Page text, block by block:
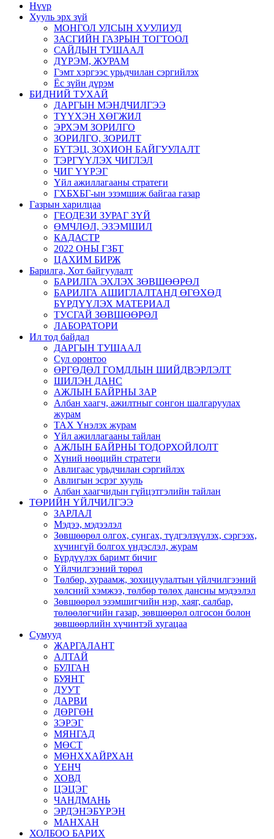
Нүүр
Хууль эрх зүй
МОНГОЛ УЛСЫН ХУУЛИУД
ЗАСГИЙН ГАЗРЫН ТОГТООЛ
САЙДЫН ТУШААЛ
ДҮРЭМ, ЖУРАМ
Гэмт хэргээс урьдчилан сэргийлэх
Ёс зүйн дүрэм
БИДНИЙ ТУХАЙ
ДАРГЫН МЭНДЧИЛГЭЭ
ТҮҮХЭН ХӨГЖИЛ
ЭРХЭМ ЗОРИЛГО
ЗОРИЛГО, ЗОРИЛТ
БҮТЭЦ, ЗОХИОН БАЙГУУЛАЛТ
ТЭРГҮҮЛЭХ ЧИГЛЭЛ
ЧИГ ҮҮРЭГ
Үйл ажиллагааны стратеги
ГХБХБГ-ын эзэмшиж байгаа газар
Газрын харилцаа
ГЕОДЕЗИ ЗУРАГ ЗҮЙ
ӨМЧЛӨЛ, ЭЗЭМШИЛ
КАДАСТР
2022 ОНЫ ГЗБТ
ЦАХИМ БИРЖ
Барилга, Хот байгуулалт
БАРИЛГА ЭХЛЭХ ЗӨВШӨӨРӨЛ
БАРИЛГА АШИГЛАЛТАНД ӨГӨХӨД
БҮРДҮҮЛЭХ МАТЕРИАЛ
ТУСГАЙ ЗӨВШӨӨРӨЛ
ЛАБОРАТОРИ
Ил тод байдал
ДАРГЫН ТУШААЛ
Сул оронтоо
ӨРГӨДӨЛ ГОМДЛЫН ШИЙДВЭРЛЭЛТ
ШИЛЭН ДАНС
АЖЛЫН БАЙРНЫ ЗАР
Албан хаагч, ажилтныг сонгон шалгаруулах
журам
ТАХ Үнэлэх журам
Үйл ажиллагааны тайлан
АЖЛЫН БАЙРНЫ ТОДОРХОЙЛОЛТ
Хүний нөөцийн стратеги
Авлигаас урьдчилан сэргийлэх
Авлигын эсрэг хууль
Албан хаагчидын гүйцэтгэлийн тайлан
ТӨРИЙН ҮЙЛЧИЛГЭЭ
ЗАРЛАЛ
Мэдээ, мэдээлэл
Зөвшөөрөл олгох, сунгах, түдгэлзүүлэх, сэргээх,
хүчингүй болгох үндэслэл, журам
Бүрдүүлэх баримт бичиг
Үйлчилгээний төрөл
Төлбөр, хураамж, зохицуулалтын үйлчилгээний
хөлсний хэмжээ, төлбөр төлөх дансны мэдээлэл
Зөвшөөрөл эзэмшигчийн нэр, хаяг, салбар,
төлөөлөгчийн газар, зөвшөөрөл олгосон болон
зөвшөөрлийн хүчинтэй хугацаа
Сумууд
ЖАРГАЛАНТ
АЛТАЙ
БУЛГАН
БУЯНТ
ДУУТ
ДАРВИ
ДӨРГӨН
ЗЭРЭГ
МЯНГАД
МӨСТ
МӨНХХАЙРХАН
ҮЕНЧ
ХОВД
ЦЭЦЭГ
ЧАНДМАНЬ
ЭРДЭНЭБҮРЭН
МАНХАН
ХОЛБОО БАРИХ